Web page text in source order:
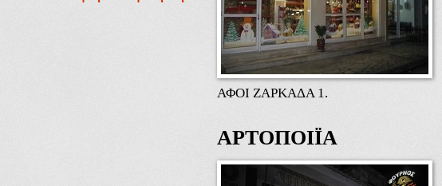
ΑΦΟΙ ΖΑΡΚΑΔΑ 1.
ΑΡΤΟΠΟΙΪΑ